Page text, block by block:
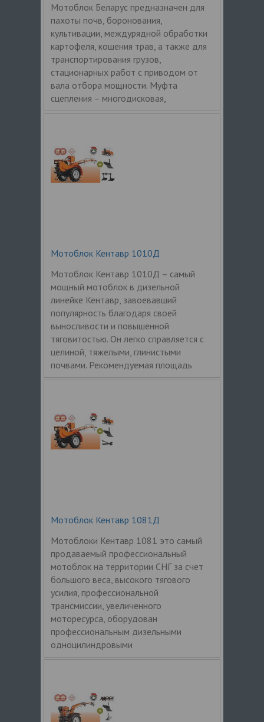
Мотоблок Беларус предназначен для
пахоты почв, боронования,
культивации, междурядной обработки
картофеля, кошения трав, а также для
транспортирования грузов,
стационарных работ с приводом от
вала отбора мощности. Муфта
сцепления – многодисковая,
Мотоблок Кентавр 1010Д
Мотоблок Кентавр 1010Д – самый
мощный мотоблок в дизельной
линейке Кентавр, завоевавший
популярность благодаря своей
выносливости и повышенной
тяговитостью. Он легко справляется с
целиной, тяжелыми, глинистыми
почвами. Рекомендуемая площадь
Мотоблок Кентавр 1081Д
Мотоблоки Кентавр 1081 это самый
продаваемый профессиональный
мотоблок на территории СНГ за счет
большого веса, высокого тягового
усилия, профессиональной
трансмиссии, увеличенного
моторесурса, оборудован
профессиональным дизельными
одноцилиндровыми